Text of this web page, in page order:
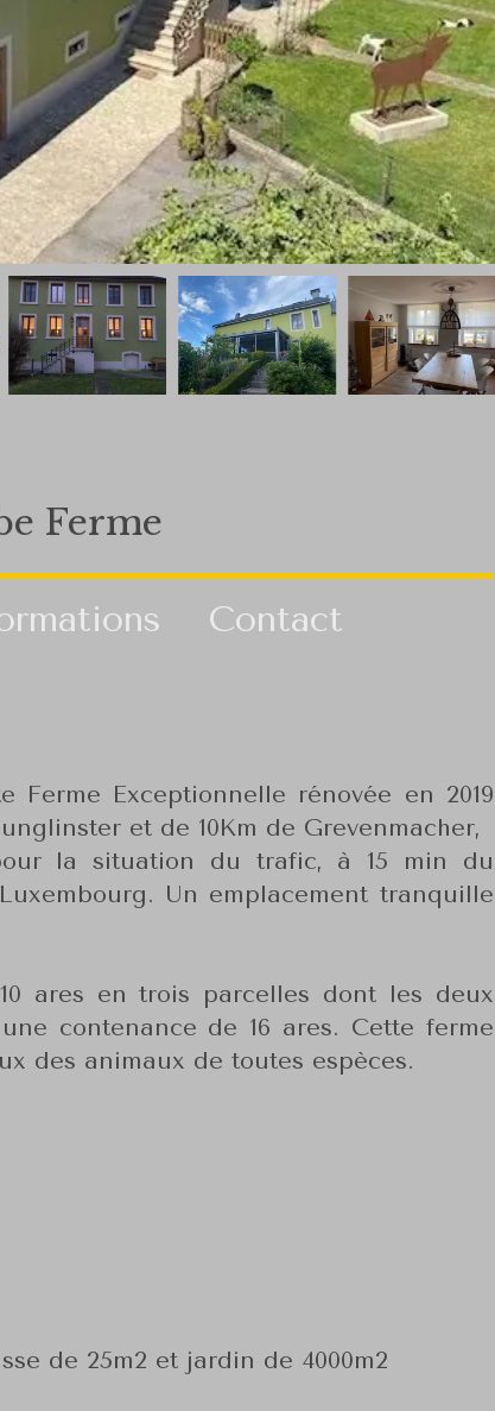
Ferme
Contact
Ferme Exceptionnelle rénovée en 2019
et de 10Km de Grevenmacher,
la situation du trafic, à 15 min du
Un emplacement tranquille
ares en trois parcelles dont les deux
contenance de 16 ares. Cette ferme
des animaux de toutes espèces.
de 25m2 et jardin de 4000m2